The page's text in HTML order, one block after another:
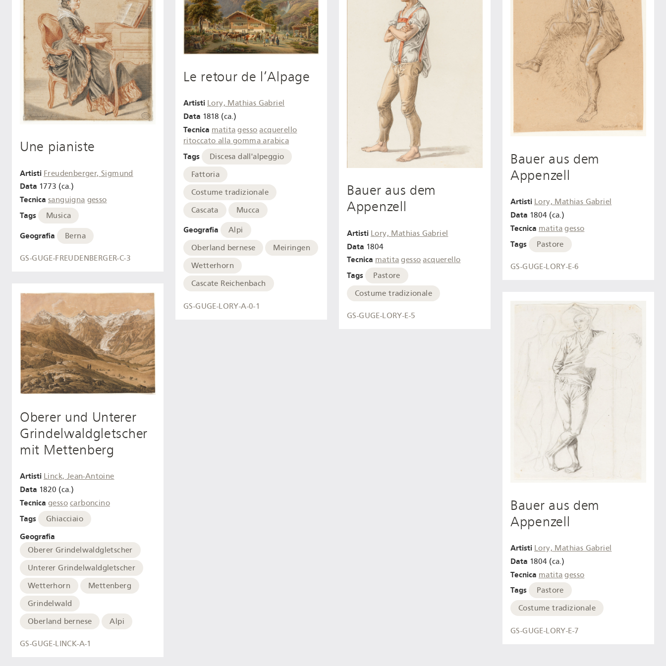
Une pianiste
Artisti Freudenberger, Sigmund
Data 1773 (ca.)
Tecnica sanguigna gesso
Tags Musica
Geografia Berna
GS-GUGE-FREUDENBERGER-C-3
Oberer und Unterer
Grindelwaldgletscher
mit Mettenberg
Artisti Linck, Jean-Antoine
Data 1820 (ca.)
Tecnica gesso carboncino
Tags Ghiacciaio
Geografia
Oberer Grindelwaldgletscher
Unterer Grindelwaldgletscher
Wetterhorn
Mettenberg
Grindelwald
Oberland bernese
Alpi
GS-GUGE-LINCK-A-1
Le retour de l’Alpage
Artisti Lory, Mathias Gabriel
Data 1818 (ca.)
Tecnica matita gesso acquerello
ritoccato alla gomma arabica
Tags
Discesa dall'alpeggio
Fattoria
Costume tradizionale
Cascata
Mucca
Geografia
Alpi
Oberland bernese
Meiringen
Wetterhorn
Cascate Reichenbach
GS-GUGE-LORY-A-0-1
Bauer aus dem
Appenzell
Artisti Lory, Mathias Gabriel
Data 1804
Tecnica matita gesso acquerello
Tags
Pastore
Costume tradizionale
GS-GUGE-LORY-E-5
Bauer aus dem
Appenzell
Artisti Lory, Mathias Gabriel
Data 1804 (ca.)
Tecnica matita gesso
Tags Pastore
GS-GUGE-LORY-E-6
Bauer aus dem
Appenzell
Artisti Lory, Mathias Gabriel
Data 1804 (ca.)
Tecnica matita gesso
Tags
Pastore
Costume tradizionale
GS-GUGE-LORY-E-7